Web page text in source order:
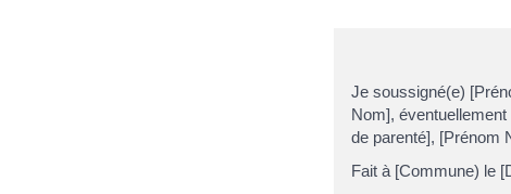
Je soussigné(e)
Nom],
de parenté], [Prénom
Fait à [Commune) le